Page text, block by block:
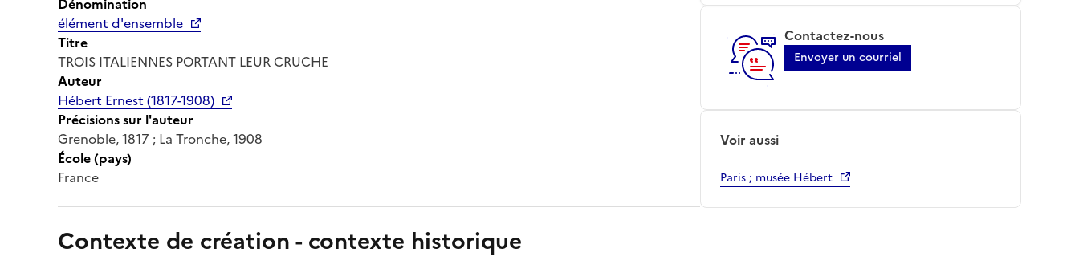
élément d'ensemble
Titre
TROIS ITALIENNES PORTANT LEUR CRUCHE
Auteur
Hébert Ernest (1817-1908)
Précisions sur l'auteur
Grenoble, 1817 ; La Tronche, 1908
École (pays)
France
Contexte de création - contexte historique
Contactez-nous
Envoyer un courriel
Voir aussi
Paris ; musée Hébert